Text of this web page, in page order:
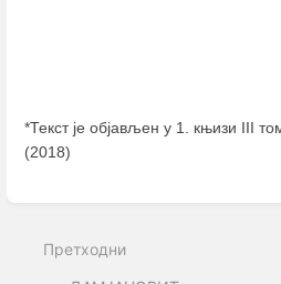
*Текст је објављен у 1. књизи III
(2018)
mode
Претходни